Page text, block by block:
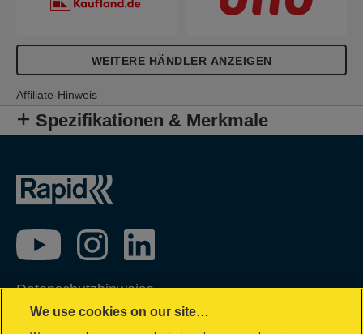
WEITERE HÄNDLER ANZEIGEN
Affiliate-Hinweis
Spezifikationen & Merkmale
Datenschutzhinweise
Impressum
We use cookies on our site…